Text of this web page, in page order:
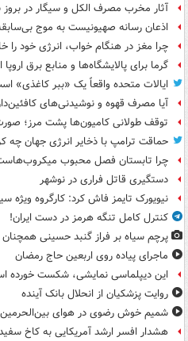
آثار مخرب مصرف الکل و سیگار در بروز
اذعان رسانه صهیونیست به موج
چرا مغز در هنگام خواب، انرژی خود را
گرما برای پالایشگاه‌ها و منابع برق اروپا
ایالات متحده واقعاً یک «ببر کاغذی»
آیا مصرف قهوه و نوشیدنی‌های
توقف طولانی کامیون‌ها پشت مرز؛
حماقت ترامپ با ذخایر انرژی جهان چه
چرا تابستان فصل محبوب
دستگیری قاتل فراری در نوشهر
نیویورک تایمز فاش کرد: کارگروه ویژه
کنترل کامل تنگه هرمز در دست ایران!
پرچم سیاه بر فراز گنبد حسینی همچنان
ماجرای پیاده روی اربعین حاج رمضان
این دیپلماسی نمایشی، شکست خورده
روایت پزشکیان از انحلال بانک آینده
شمیم خوش رضوی در هوای بین‌الحرمین
هشدار افسر ارشد آمریکایی به کاخ